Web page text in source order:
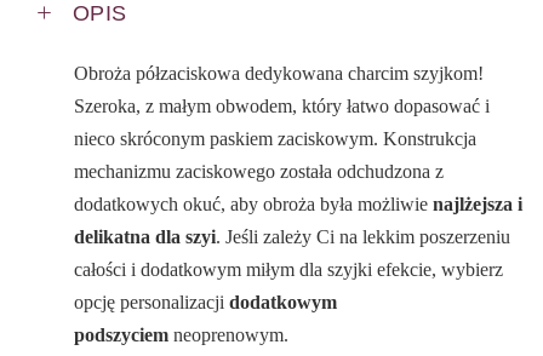
OPIS
Obroża półzaciskowa dedykowana charcim szyjkom!
Szeroka, z małym obwodem, który łatwo dopasować i
nieco skróconym paskiem zaciskowym. Konstrukcja
mechanizmu zaciskowego została odchudzona z
dodatkowych okuć, aby obroża była możliwienajlżejsza i
delikatna dla szyi. Jeśli zależy Ci na lekkim poszerzeniu
całości i dodatkowym miłym dla szyjki efekcie, wybierz
opcję personalizacjidodatkowym
podszyciem neoprenowym.